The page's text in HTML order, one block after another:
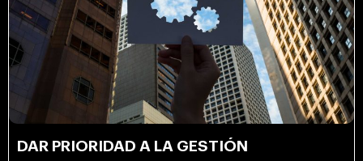
DAR PRIORIDAD A LA GESTIÓN